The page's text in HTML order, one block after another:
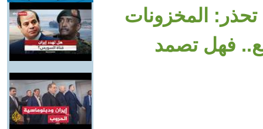
تحذر: المخزونات
فهل تصمد